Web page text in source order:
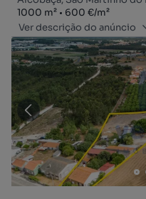
Zona
1000 m²
Preço por metro quadrado
600 €/m²
Ver descrição do anúncio